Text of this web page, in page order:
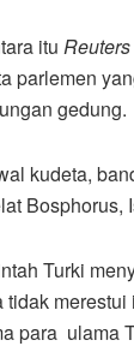
itu Reuters
parlemen
gedung.
kudeta,
Bosphorus,
Turki
tidak
para ulama